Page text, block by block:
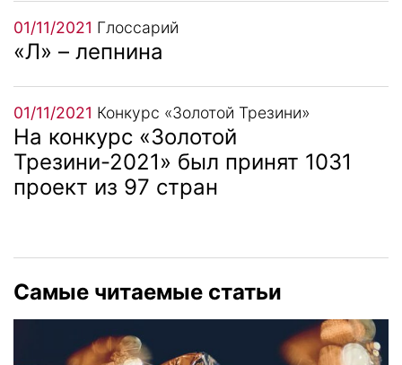
01/11/2021 Глоссарий
«Л» – лепнина
01/11/2021 Конкурс «Золотой Трезини»
На конкурс «Золотой
Трезини-2021» был принят 1031
проект из 97 стран
Самые читаемые статьи